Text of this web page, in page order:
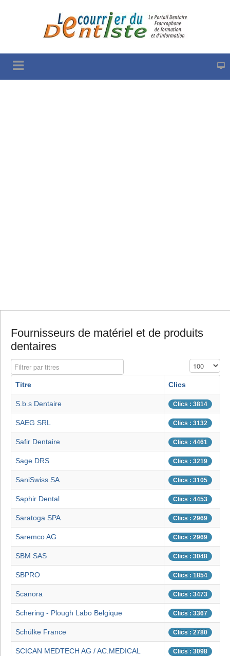
Fournisseurs de matériel et de produits
dentaires
Filtrer par titres Affichage #
Titre Clics
S.b.s Dentaire Clics : 3814
SAEG SRL Clics : 3132
Safir Dentaire Clics : 4461
Sage DRS Clics : 3219
SaniSwiss SA Clics : 3105
Saphir Dental Clics : 4453
Saratoga SPA Clics : 2969
Saremco AG Clics : 2969
SBM SAS Clics : 3048
SBPRO Clics : 1854
Scanora Clics : 3473
Schering - Plough Labo Belgique Clics : 3367
Schülke France Clics : 2780
SCICAN MEDTECH AG / AC.MEDICAL Clics : 3098